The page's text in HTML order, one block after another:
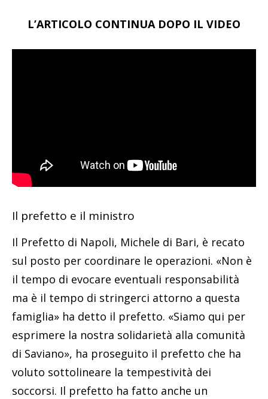
L’ARTICOLO CONTINUA DOPO IL VIDEO
Il prefetto e il ministro
Il Prefetto di Napoli, Michele di Bari, è recato
sul posto per coordinare le operazioni. «Non è
il tempo di evocare eventuali responsabilità
ma è il tempo di stringerci attorno a questa
famiglia» ha detto il prefetto. «Siamo qui per
esprimere la nostra solidarietà alla comunità
di Saviano», ha proseguito il prefetto che ha
voluto sottolineare la tempestività dei
soccorsi. Il prefetto ha fatto anche un